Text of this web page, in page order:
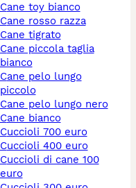
cane toy bianco
cane rosso razza
cane tigrato
cane piccola taglia
bianco
cane pelo lungo
piccolo
cane pelo lungo nero
cane bianco
cuccioli 700 euro
cuccioli 400 euro
cuccioli di cane 100
euro